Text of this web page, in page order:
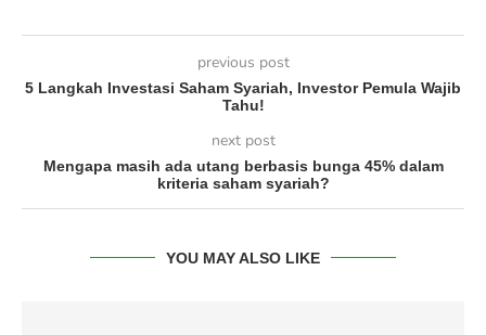
previous post
5 Langkah Investasi Saham Syariah, Investor Pemula Wajib
Tahu!
next post
Mengapa masih ada utang berbasis bunga 45% dalam
kriteria saham syariah?
YOU MAY ALSO LIKE